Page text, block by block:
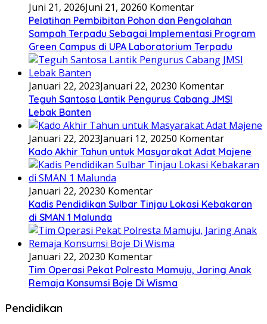
Juni 21, 2026Juni 21, 20260 Komentar
Pelatihan Pembibitan Pohon dan Pengolahan
Sampah Terpadu Sebagai Implementasi Program
Green Campus di UPA Laboratorium Terpadu
Januari 22, 2023Januari 22, 20230 Komentar
Teguh Santosa Lantik Pengurus Cabang JMSI
Lebak Banten
Januari 22, 2023Januari 12, 20250 Komentar
Kado Akhir Tahun untuk Masyarakat Adat Majene
Januari 22, 20230 Komentar
Kadis Pendidikan Sulbar Tinjau Lokasi Kebakaran
di SMAN 1 Malunda
Januari 22, 20230 Komentar
Tim Operasi Pekat Polresta Mamuju, Jaring Anak
Remaja Konsumsi Boje Di Wisma
Pendidikan